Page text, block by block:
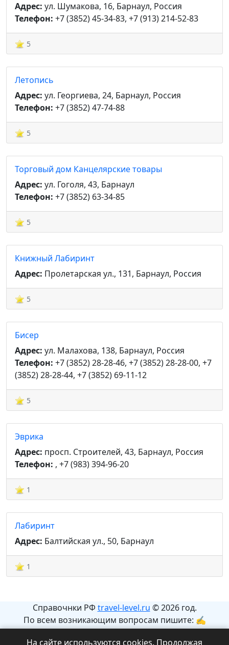
Адрес: ул. Шумакова, 16, Барнаул, Россия
Телефон: +7 (3852) 45-34-83, +7 (913) 214-52-83
5
Летопись
Адрес: ул. Георгиева, 24, Барнаул, Россия
Телефон: +7 (3852) 47-74-88
5
Торговый дом Канцелярские товары
Адрес: ул. Гоголя, 43, Барнаул
Телефон: +7 (3852) 63-34-85
5
Книжный Лабиринт
Адрес: Пролетарская ул., 131, Барнаул, Россия
5
Бисер
Адрес: ул. Малахова, 138, Барнаул, Россия
Телефон: +7 (3852) 28-28-46, +7 (3852) 28-28-00, +7
(3852) 28-28-44, +7 (3852) 69-11-12
5
Эврика
Адрес: просп. Строителей, 43, Барнаул, Россия
Телефон: , +7 (983) 394-96-20
1
Лабиринт
Адрес: Балтийская ул., 50, Барнаул
1
Справочнки РФ travel-level.ru © 2026 год.
По всем возникающим вопросам пишите: ✍
info@travel-level.ru
На сайте используются cookies. Продолжая